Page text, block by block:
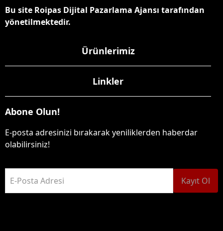
Bu site Roipas Dijital Pazarlama Ajansı tarafından
yönetilmektedir.
Ürünlerimiz
Linkler
Abone Olun!
E-posta adresinizi bırakarak yeniliklerden haberdar
olabilirsiniz!
E-Posta Adresi Kayıt Ol